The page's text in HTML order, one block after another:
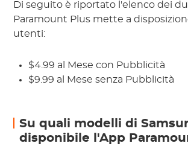
Di seguito è riportato l'elenco dei
Paramount Plus mette a
utenti:
$4.99 al Mese con Pubblicità
$9.99 al Mese senza Pubblicità
Su quali modelli di
disponibile l'App